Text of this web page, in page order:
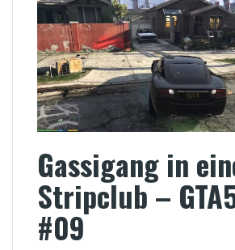
Gassigang in
Stripclub –
#09